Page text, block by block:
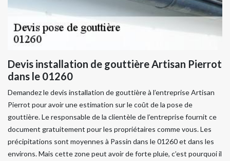
Devis installation de gouttière Artisan Pierrot
dans le 01260
Demandez le devis installation de gouttière à l’entreprise Artisan
Pierrot pour avoir une estimation sur le coût de la pose de
gouttière. Le responsable de la clientèle de l’entreprise fournit ce
document gratuitement pour les propriétaires comme vous. Les
précipitations sont moyennes à Passin dans le 01260 et dans les
environs. Mais cette zone peut avoir de forte pluie, c’est pourquoi il